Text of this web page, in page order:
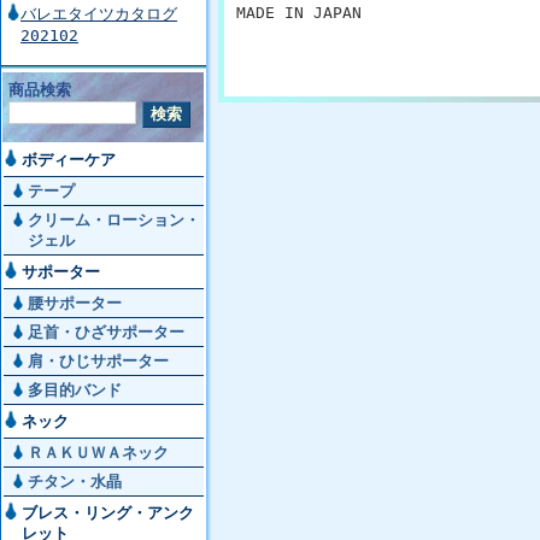
バレエタイツカタログ
202102
商品検索
ボディーケア
テープ
クリーム・ローション・
ジェル
サポーター
腰サポーター
足首・ひざサポーター
肩・ひじサポーター
多目的バンド
ネック
ＲＡＫＵＷＡネック
チタン・水晶
ブレス・リング・アンク
レット
MADE IN JAPAN